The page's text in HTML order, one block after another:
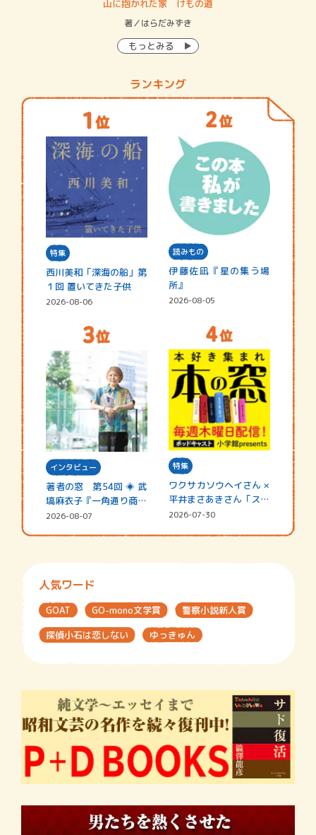
山に抱かれた家 けもの道
著／はらだみずき
もっとみる
ランキング
特集
西川美和「深海の船」第
１回 置いてきた子供
2026-08-06
読みもの
伊藤佐凪『星の集う場
所』
2026-08-05
インタビュー
著者の窓 第54回 ◈ 武
塙麻衣子『一角通り商店
街の…
2026-08-07
特集
ワクサカソウヘイさん ×
平井まさあきさん「スペ
シャ…
2026-07-30
人気ワード
GOAT GO-mono文学賞
警察小説新人賞
探偵小石は恋しない
ゆっきゅん